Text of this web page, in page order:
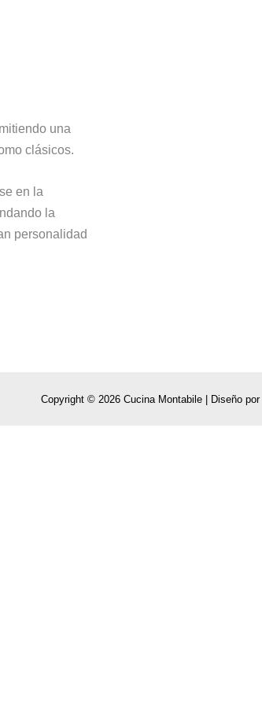
una
clásicos.
en la
la
personalidad
Copyright © 2026 Cucina Montabile | Diseño por